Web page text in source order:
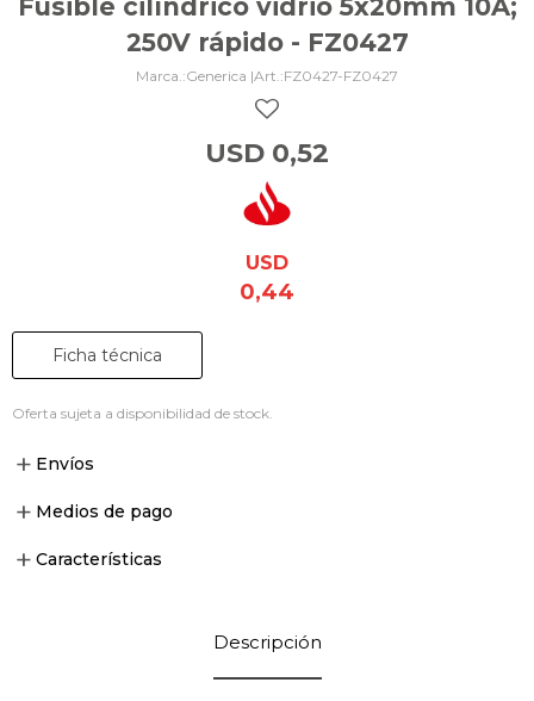
Fusible cilíndrico vidrio 5x20mm 10A;
250V rápido - FZ0427
Generica | FZ0427-FZ0427
USD 0,52
USD
0,44
Ficha técnica
Oferta sujeta a disponibilidad de stock.
Envíos
Medios de pago
Características
Descripción